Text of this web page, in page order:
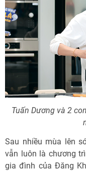
Tuấn Dương và 2
Sau nhiều mùa lên
vẫn luôn là chương
gia đình của Đăng